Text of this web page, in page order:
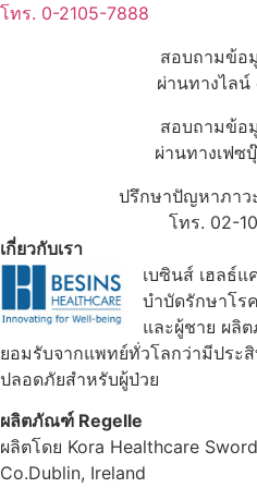
โทร. 0-2105-7888
สอบถามข้อ
ผ่านทางไลน์
สอบถามข้อ
ผ่านทางเฟซ
ปรึกษาปัญหาภาว
โทร. 02-
เกี่ยวกับเรา
เบซินส์ เฮลธ์แ
บำบัดรักษาโร
และผู้ชาย ผลิ
ยอมรับจากแพทย์ทั่วโลกว่ามีประ
ปลอดภัยสำหรับผู้ป่วย
ผลิตภัณฑ์ Regelle
ผลิตโดย Kora Healthcare
Co.Dublin, Ireland